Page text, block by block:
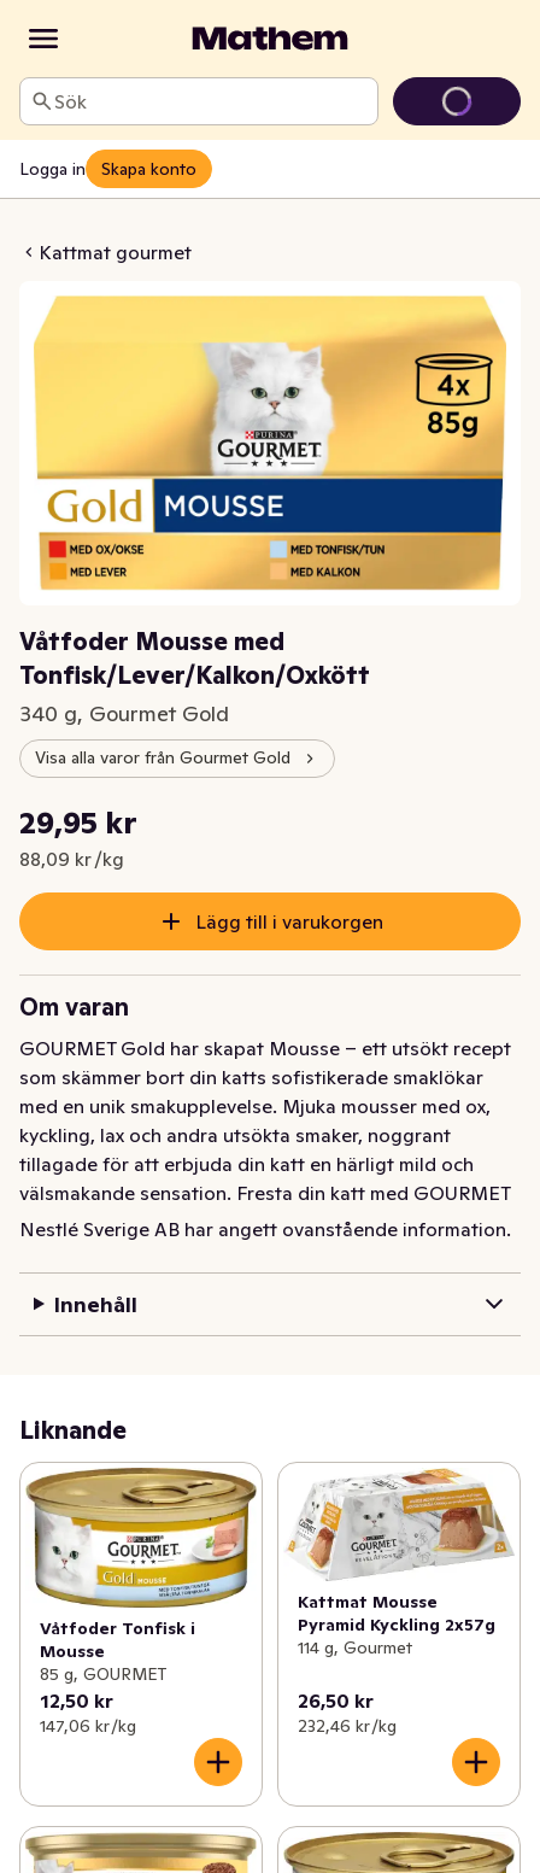
Sök
Logga in Skapa konto
Kattmat gourmet
Lever/Kalkon/Oxkött
Våtfoder Mousse med
Tonfisk/Lever/Kalkon/Oxkött
340 g, Gourmet Gold
Visa alla varor från Gourmet Gold
Nuvarande pris är: 29,95 kr
29,95 kr
88,09 kr /kg
Styckpris: 88,09 kr /kg
Lägg till i varukorgen
Om varan
GOURMET Gold har skapat Mousse – ett utsökt recept
som skämmer bort din katts sofistikerade smaklökar
med en unik smakupplevelse. Mjuka mousser med ox,
kyckling, lax och andra utsökta smaker, noggrant
tillagade för att erbjuda din katt en härligt mild och
välsmakande sensation. Fresta din katt med GOURMET
Gold Mousse – en mjuk, sammetslen njutning!
med en unik smakupplevelse. Mjuka mousser med ox,
Fresta din katt med GOURMET Gold Mousse – en mjuk,
sammetslen njutning!
Nestlé Sverige AB har angett ovanstående information.
Innehåll
Liknande
Våtfoder Tonfisk i
Mousse
85 g, GOURMET
12,50 kr
147,06 kr /kg
Kattmat Mousse
Pyramid Kyckling 2x57g
114 g, Gourmet
26,50 kr
232,46 kr /kg